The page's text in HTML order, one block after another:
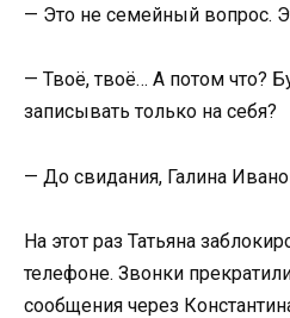
— Это не семейный вопрос.
— Твоё, твоё… А потом что?
записывать только на себя?
— До свидания, Галина
На этот раз Татьяна
телефоне. Звонки
сообщения через